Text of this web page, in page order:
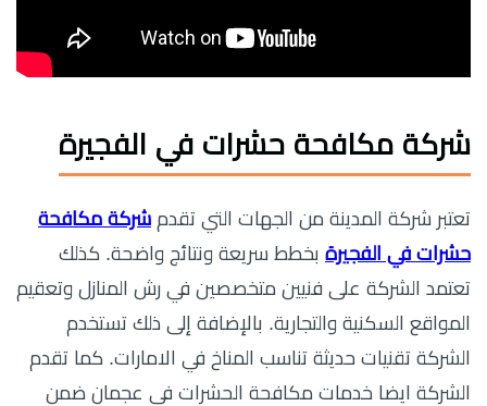
شركة مكافحة حشرات في الفجيرة
تعتبر شركة المدينة من الجهات التي تقدم شركة مكافحة
حشرات في الفجيرة بخطط سريعة ونتائج واضحة. كذلك
تعتمد الشركة على فنيين متخصصين في رش المنازل وتعقيم
المواقع السكنية والتجارية. بالإضافة إلى ذلك تستخدم
الشركة تقنيات حديثة تناسب المناخ في الامارات. كما تقدم
الشركة ايضا خدمات مكافحة الحشرات في عجمان ضمن